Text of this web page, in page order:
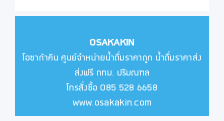
OSAKAKIN
โอซาก้าคิน ศูนย์จำหน่ายน้ำดื่มราคาถูก น้ำดื่มราคาส่ง
ส่งฟรี กทม. ปริมณฑล
โทรสั่งซื้อ 085 528 6658
www.osakakin.com